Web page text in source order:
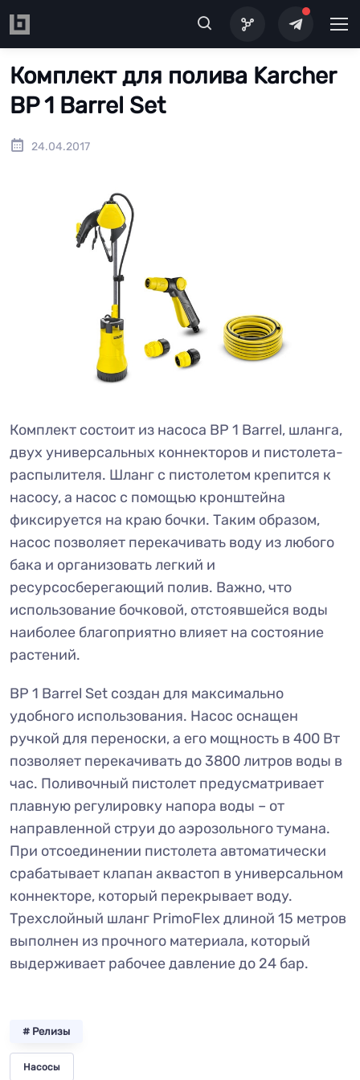
Комплект для полива Karcher
BP 1 Barrel Set
24.04.2017
Комплект состоит из насоса BP 1 Barrel, шланга,
двух универсальных коннекторов и пистолета-
распылителя. Шланг с пистолетом крепится к
насосу, а насос с помощью кронштейна
фиксируется на краю бочки. Таким образом,
насос позволяет перекачивать воду из любого
бака и организовать легкий и
ресурсосберегающий полив. Важно, что
использование бочковой, отстоявшейся воды
наиболее благоприятно влияет на состояние
растений.
BP 1 Barrel Set создан для максимально
удобного использования. Насос оснащен
ручкой для переноски, а его мощность в 400 Вт
позволяет перекачивать до 3800 литров воды в
час. Поливочный пистолет предусматривает
плавную регулировку напора воды – от
направленной струи до аэрозольного тумана.
При отсоединении пистолета автоматически
срабатывает клапан аквастоп в универсальном
коннекторе, который перекрывает воду.
Трехслойный шланг PrimoFlex длиной 15 метров
выполнен из прочного материала, который
выдерживает рабочее давление до 24 бар.
# Релизы
Насосы